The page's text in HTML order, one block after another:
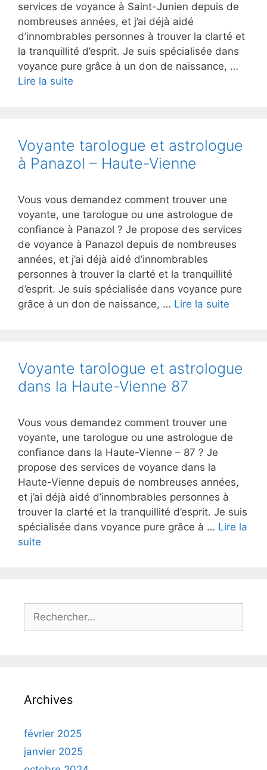
services de voyance à Saint-Junien depuis de
nombreuses années, et j’ai déjà aidé
d’innombrables personnes à trouver la clarté et
la tranquillité d’esprit. Je suis spécialisée dans
voyance pure grâce à un don de naissance, …
Lire la suite
Voyante tarologue et astrologue
à Panazol – Haute-Vienne
Vous vous demandez comment trouver une
voyante, une tarologue ou une astrologue de
confiance à Panazol ? Je propose des services
de voyance à Panazol depuis de nombreuses
années, et j’ai déjà aidé d’innombrables
personnes à trouver la clarté et la tranquillité
d’esprit. Je suis spécialisée dans voyance pure
grâce à un don de naissance, … Lire la suite
Voyante tarologue et astrologue
dans la Haute-Vienne 87
Vous vous demandez comment trouver une
voyante, une tarologue ou une astrologue de
confiance dans la Haute-Vienne – 87 ? Je
propose des services de voyance dans la
Haute-Vienne depuis de nombreuses années,
et j’ai déjà aidé d’innombrables personnes à
trouver la clarté et la tranquillité d’esprit. Je suis
spécialisée dans voyance pure grâce à … Lire la
suite
Archives
février 2025
janvier 2025